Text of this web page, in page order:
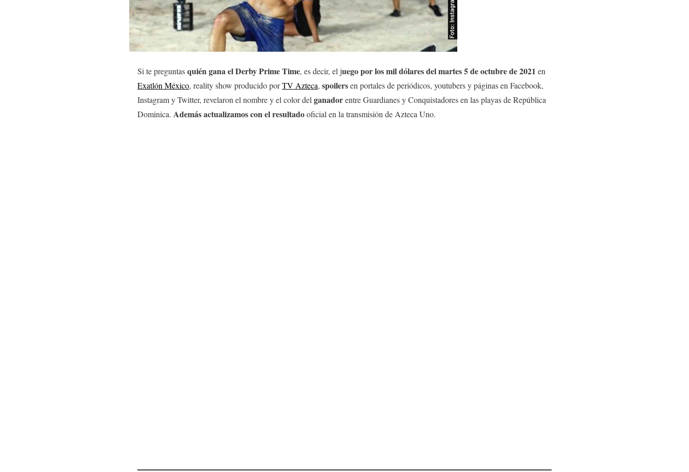
Si te preguntasquién gana elDerby Prime Time, es decir, el juego por los mil dólares del martes 5 de octubrede 2021 en
Exatlón México, reality show producido porTV Azteca, spoilersen portales de periódicos, youtubers y páginas en Facebook,
Instagram y Twitter, revelaron el nombre y el color del ganadorentre Guardianes y Conquistadores en las playas de República
Dominica. Además actualizamos con el resultadooficial en la transmisión de Azteca Uno.